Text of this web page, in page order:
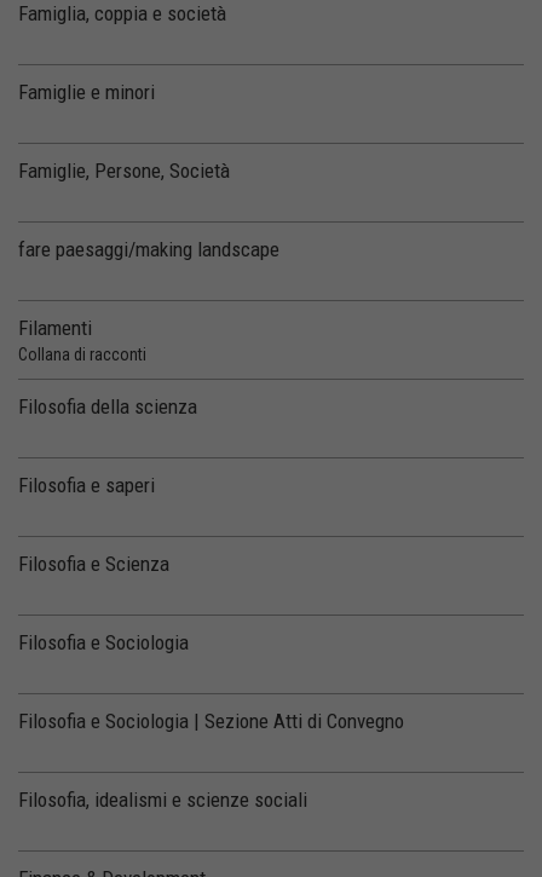
Famiglia, coppia e società
Famiglie e minori
Famiglie, Persone, Società
fare paesaggi/making landscape
Filamenti
Collana di racconti
Filosofia della scienza
Filosofia e saperi
Filosofia e Scienza
Filosofia e Sociologia
Filosofia e Sociologia | Sezione Atti di Convegno
Filosofia, idealismi e scienze sociali